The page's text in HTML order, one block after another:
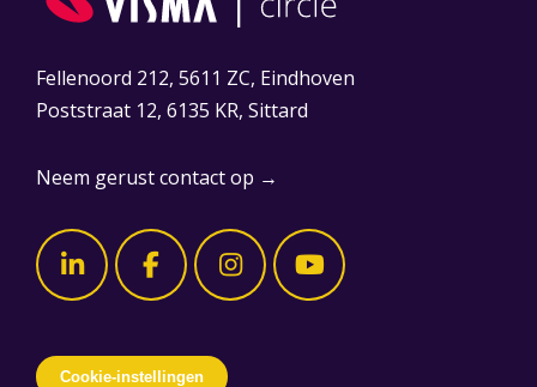
Fellenoord 212, 5611 ZC, Eindhoven
Poststraat 12, 6135 KR, Sittard
Neem gerust contact op →
Cookie-instellingen